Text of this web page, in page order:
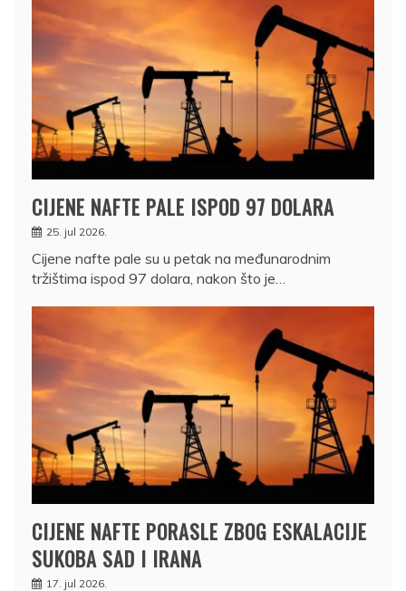
CIJENE NAFTE PALE ISPOD 97 DOLARA
25. jul 2026.
Cijene nafte pale su u petak na međunarodnim
tržištima ispod 97 dolara, nakon što je…
CIJENE NAFTE PORASLE ZBOG ESKALACIJE
SUKOBA SAD I IRANA
17. jul 2026.